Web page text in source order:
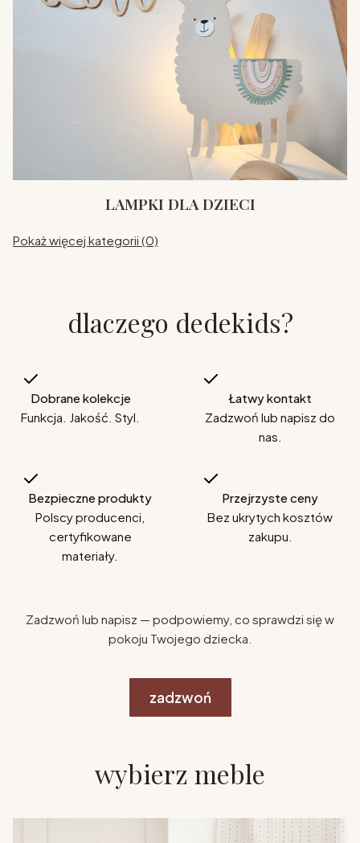
LAMPKI DLA DZIECI
Pokaż więcej kategorii (0)
dlaczego dedekids?
Dobrane kolekcje
Funkcja. Jakość. Styl.
Łatwy kontakt
Zadzwoń lub napisz do
nas.
Bezpieczne produkty
Polscy producenci,
certyfikowane
materiały.
Przejrzyste ceny
Bez ukrytych kosztów
zakupu.
Zadzwoń lub napisz — podpowiemy, co sprawdzi się w
pokoju Twojego dziecka.
zadzwoń
wybierz meble